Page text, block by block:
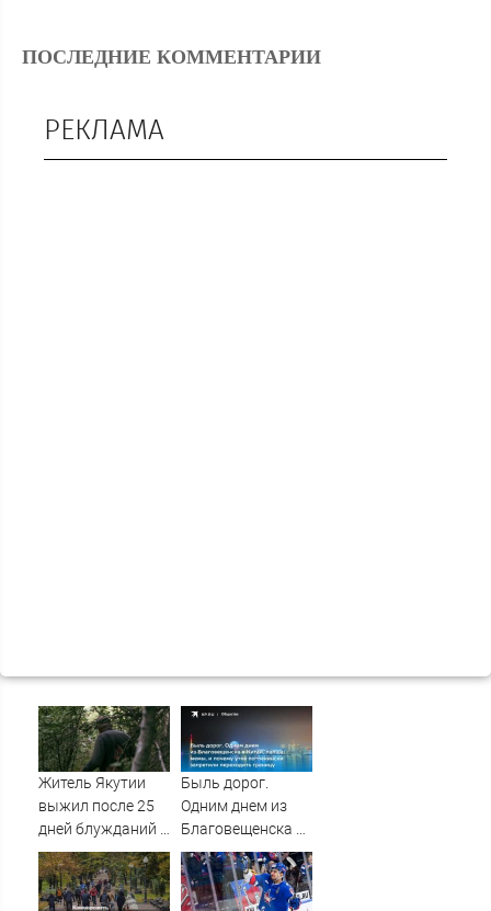
ПОСЛЕДНИЕ КОММЕНТАРИИ
РЕКЛАМА
Житель Якутии
выжил после 25
дней блужданий в
тайге
Быль дорог.
Одним днем из
Благовещенска в
Китай, лапша,
мемы, и почему
утке по-пекински